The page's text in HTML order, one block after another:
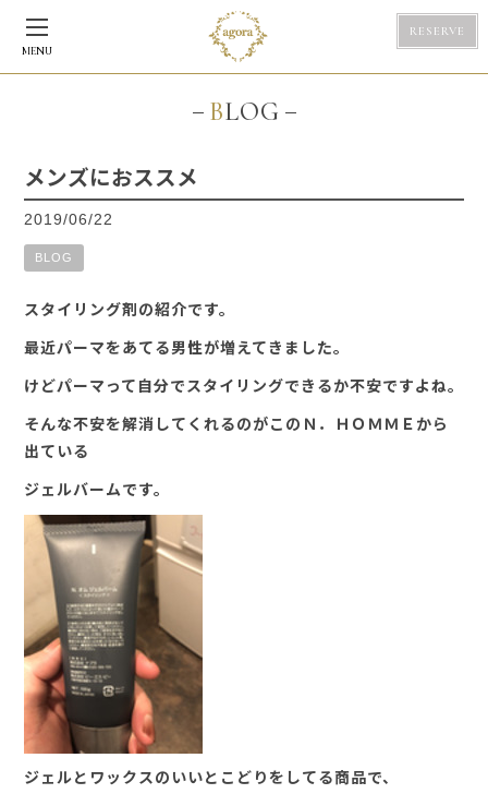
MENU
RESERVE
BLOG
メンズにおススメ
2019/06/22
BLOG
スタイリング剤の紹介です。
最近パーマをあてる男性が増えてきました。
けどパーマって自分でスタイリングできるか不安ですよね。
そんな不安を解消してくれるのがこのＮ．ＨＯＭＭＥから
出ている
ジェルバームです。
ジェルとワックスのいいとこどりをしてる商品で、